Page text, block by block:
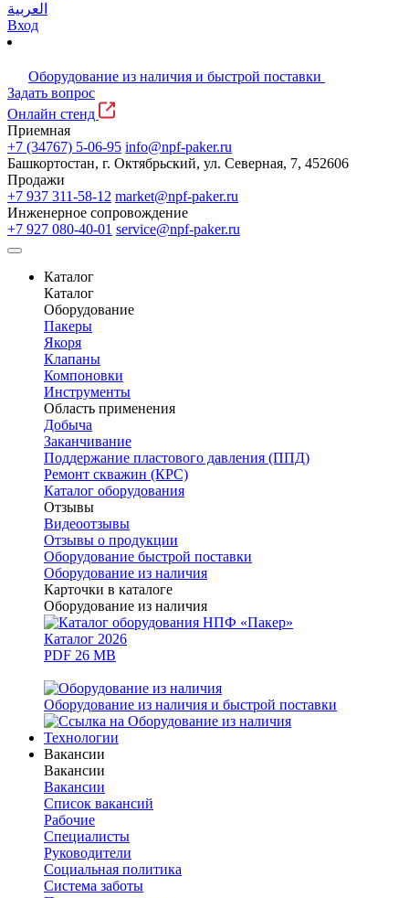
العربية
Вход
Оборудование из наличия и быстрой поставки
Задать вопрос
Онлайн стенд
Приемная
+7 (34767) 5-06-95 info@npf-paker.ru
Башкортостан, г. Октябрьский, ул. Северная, 7, 452606
Продажи
+7 937 311-58-12 market@npf-paker.ru
Инженерное сопровождение
+7 927 080-40-01 service@npf-paker.ru
Каталог
Каталог
Оборудование
Пакеры
Якоря
Клапаны
Компоновки
Инструменты
Область применения
Добыча
Заканчивание
Поддержание пластового давления (ППД)
Ремонт скважин (КРС)
Каталог оборудования
Отзывы
Видеоотзывы
Отзывы о продукции
Оборудование быстрой поставки
Оборудование из наличия
Карточки в каталоге
Оборудование из наличия
Каталог 2026
PDF 26 MB
Оборудование из наличия и быстрой поставки
Технологии
Вакансии
Вакансии
Вакансии
Список вакансий
Рабочие
Специалисты
Руководители
Cоциальная политика
Система заботы